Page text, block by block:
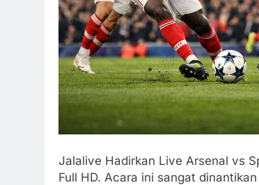
Jalalive Hadirkan Live Arsenal vs
Full HD. Acara ini sangat